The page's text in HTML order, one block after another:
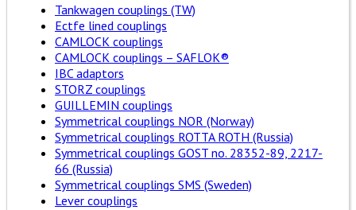
Tankwagen couplings (TW)
Ectfe lined couplings
CAMLOCK couplings
CAMLOCK couplings – SAFLOK®
IBC adaptors
STORZ couplings
GUILLEMIN couplings
Symmetrical couplings NOR (Norway)
Symmetrical couplings ROTTA ROTH (Russia)
Symmetrical couplings GOST no. 28352-89, 2217-
66 (Russia)
Symmetrical couplings SMS (Sweden)
Lever couplings